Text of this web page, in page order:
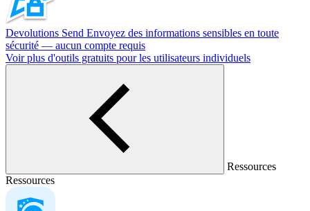
Devolutions Send Envoyez des informations sensibles en toute
sécurité — aucun compte requis
Voir plus d'outils gratuits pour les utilisateurs individuels
Ressources
Ressources